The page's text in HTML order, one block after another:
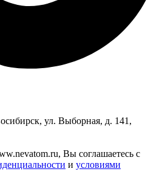
ул. Выборная, д. 141,
Вы соглашаетесь с
и условиями